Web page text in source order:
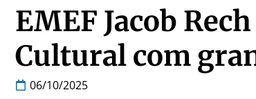
EMEF Jacob
Cultural com
06/10/2025